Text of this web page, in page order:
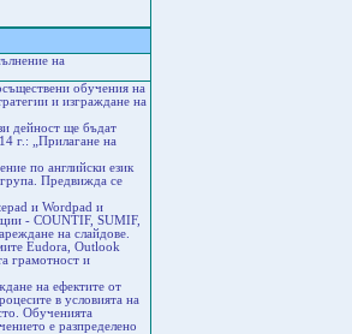
на
обучения на
и изграждане на
дейност ще бъдат
г.: „Прилагане на
по английски език
Предвижда се
и Wordpad и
- COUNTIF, SUMIF,
на слайдове.
Eudora, Outlook
грамотност и
на ефектите от
в условията на
Обученията
е разпределено